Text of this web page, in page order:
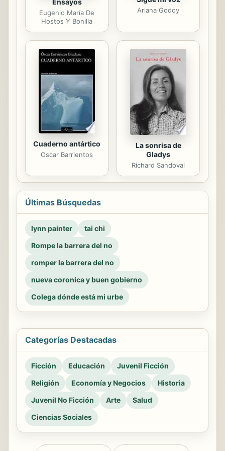
Eugenio María De
Hostos Y Bonilla
Ariana Godoy
Cuaderno antártico
Oscar Barrientos
La sonrisa de
Gladys
Richard Sandoval
Últimas Búsquedas
lynn painter
tai chi
Rompe la barrera del no
romper la barrera del no
nueva coronica y buen gobierno
Colega dónde está mi urbe
Categorías Destacadas
Ficción Educación
Juvenil Ficción
Religión
Economía y Negocios
Historia
Juvenil No Ficción
Arte
Salud
Ciencias Sociales